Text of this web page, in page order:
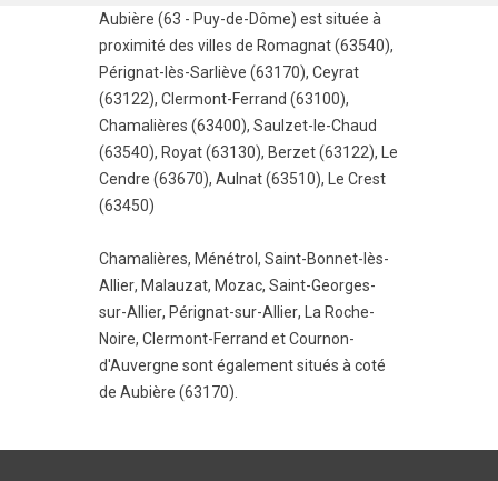
Aubière (63 - Puy-de-Dôme) est située à
proximité des villes de Romagnat (63540),
Pérignat-lès-Sarliève (63170), Ceyrat
(63122), Clermont-Ferrand (63100),
Chamalières (63400), Saulzet-le-Chaud
(63540), Royat (63130), Berzet (63122),
Le
Cendre (63670), Aulnat (63510),
Le Crest
(63450)
Chamalières, Ménétrol , Saint-Bonnet-lès-
Allier, Malauzat, Mozac, Saint-Georges-
sur-Allier, Pérignat-sur-Allier,
La Roche-
Noire, Clermont-Ferrand etCournon-
d'Auvergne sont également situés à coté
de Aubière (63170).